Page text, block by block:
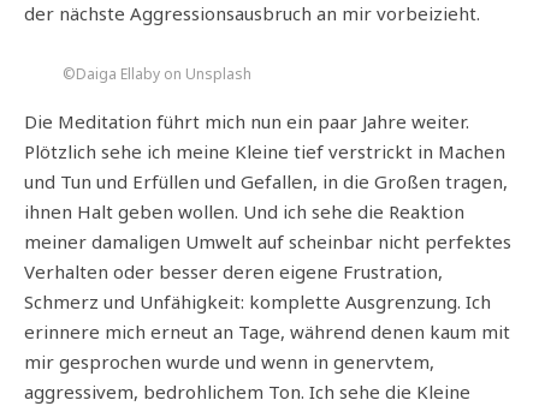
der nächste Aggressionsausbruch an mir vorbeizieht.
©Daiga Ellaby on Unsplash
Die Meditation führt mich nun ein paar Jahre weiter.
Plötzlich sehe ich meine Kleine tief verstrickt in Machen
und Tun und Erfüllen und Gefallen, in die Großen tragen,
ihnen Halt geben wollen. Und ich sehe die Reaktion
meiner damaligen Umwelt auf scheinbar nicht perfektes
Verhalten oder besser deren eigene Frustration,
Schmerz und Unfähigkeit: komplette Ausgrenzung. Ich
erinnere mich erneut an Tage, während denen kaum mit
mir gesprochen wurde und wenn in genervtem,
aggressivem, bedrohlichem Ton. Ich sehe die Kleine